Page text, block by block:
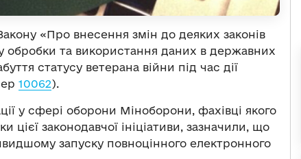
«Про внесення змін до деяких законів
обробки та використання даних в державних
статусу ветерана війни під час дії
10062).
у сфері оборони Міноборони, фахівці якого
цієї законодавчої ініціативи, зазначили, що
запуску повноцінного електронного